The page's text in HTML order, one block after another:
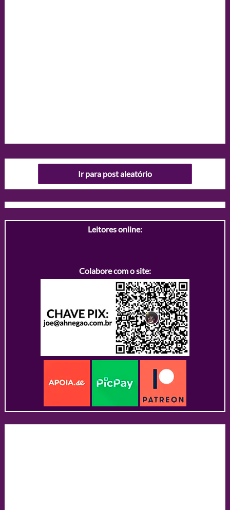
Ir para post aleatório
Leitores online:
Colabore com o site: